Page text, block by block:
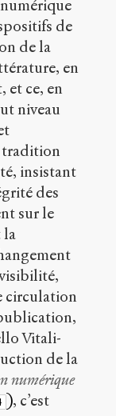
de
de la
en
et ce, en
niveau
tradition
insistant
des
sur le
la
circulation
Vitali-
de la
numérique
), c’est